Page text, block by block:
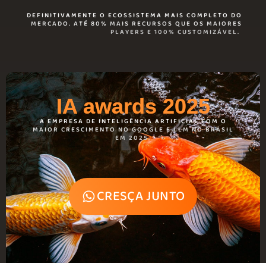
DEFINITIVAMENTE O ECOSSISTEMA MAIS COMPLETO DO
MERCADO. ATÉ 80% MAIS RECURSOS QUE OS MAIORES
PLAYERS E 100% CUSTOMIZÁVEL.
IA awards 2025
A EMPRESA DE INTELIGÊNCIA ARTIFICIAL COM O
MAIOR CRESCIMENTO NO GOOGLE E LLM NO BRASIL
EM 2025.
CRESÇA JUNTO